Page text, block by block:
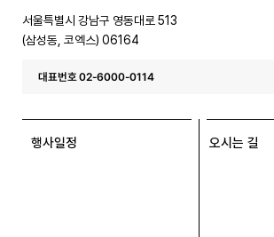
서울특별시 강남구 영동대로 513
(삼성동, 코엑스) 06164
대표번호 02-6000-0114
행사일정 오시는 길